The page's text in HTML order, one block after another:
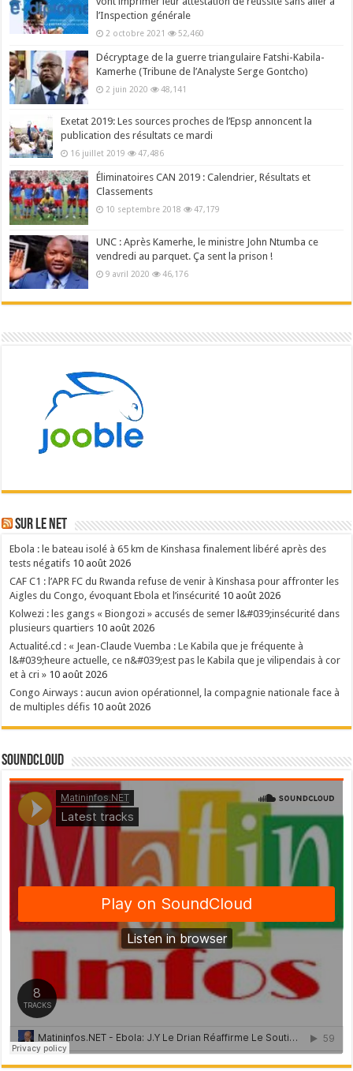
l’Inspection générale
2 octobre 2021 52,460
Décryptage de la guerre triangulaire Fatshi-Kabila-
Kamerhe (Tribune de l’Analyste Serge Gontcho)
2 juin 2020 48,141
Exetat 2019: Les sources proches de l’Epsp annoncent la
publication des résultats ce mardi
16 juillet 2019 47,486
Éliminatoires CAN 2019 : Calendrier, Résultats et
Classements
10 septembre 2018 47,179
UNC : Après Kamerhe, le ministre John Ntumba ce
vendredi au parquet. Ça sent la prison !
9 avril 2020 46,176
Sur le NET
Ebola : le bateau isolé à 65 km de Kinshasa finalement libéré après des
tests négatifs 10 août 2026
CAF C1 : l’APR FC du Rwanda refuse de venir à Kinshasa pour affronter les
Aigles du Congo, évoquant Ebola et l’insécurité 10 août 2026
Kolwezi : les gangs « Biongozi » accusés de semer l&#039;insécurité dans
plusieurs quartiers 10 août 2026
Actualité.cd : « Jean-Claude Vuemba : Le Kabila que je fréquente à
l&#039;heure actuelle, ce n&#039;est pas le Kabila que je vilipendais à cor
et à cri » 10 août 2026
Congo Airways : aucun avion opérationnel, la compagnie nationale face à
de multiples défis 10 août 2026
SoundCloud